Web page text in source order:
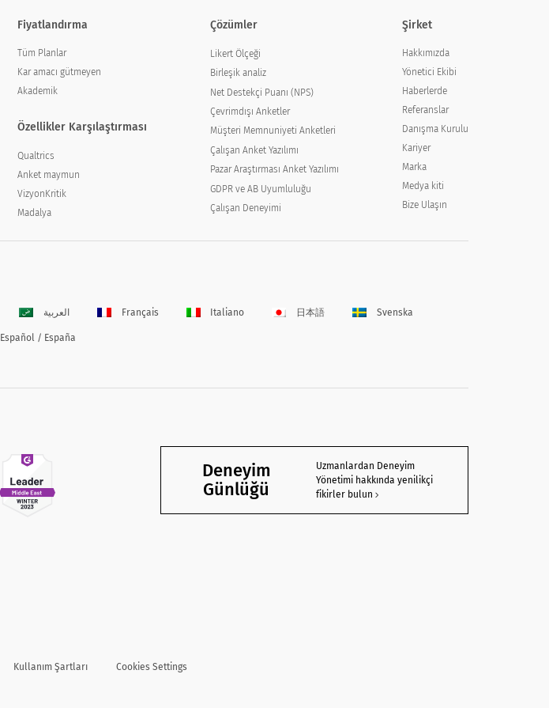
Fiyatlandırma
Tüm Planlar
Kar amacı gütmeyen
Akademik
Özellikler Karşılaştırması
Qualtrics
Anket maymun
VizyonKritik
Madalya
Çözümler
Likert Ölçeği
Birleşik analiz
Net Destekçi Puanı (NPS)
Çevrimdışı Anketler
Müşteri Memnuniyeti Anketleri
Çalışan Anket Yazılımı
Pazar Araştırması Anket Yazılımı
GDPR ve AB Uyumluluğu
Çalışan Deneyimi
Şirket
Hakkımızda
Yönetici Ekibi
Haberlerde
Referanslar
Danışma Kurulu
Kariyer
Marka
Medya kiti
Bize Ulaşın
العربية Français Italiano 日本語 Svenska
Español / España
Deneyim
Günlüğü
Uzmanlardan Deneyim
Yönetimi hakkında yenilikçi
fikirler bulun
Kullanım Şartları Cookies Settings